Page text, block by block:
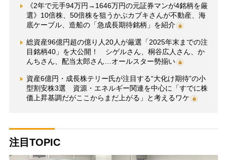
《2年で元手94万円→1646万円の元証券マンが4銘柄を厳
選》10倍株、50倍株を狙うかぶカブキさんが不動産、海
底ケーブル、造船の「急成長期待銘柄」を紹介
総資産96億円超の億り人20人が厳選「2025年末までの注
目銘柄40」を大公開！ シゲルさん、桐谷広人さん、か
んちさん、配当太郎さん…オールスター勢揃い
資産6億円・成長株テリー氏が注目する“大化け期待”の小
型割安株3選 資源・エネルギー関連を中心に「すでに株
価上昇基調だがここからまだ上がる」と考えるワケ
注目TOPIC